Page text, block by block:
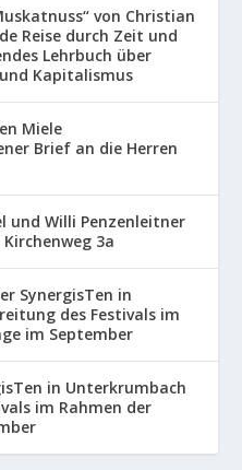
von Christian
Reise durch Zeit und
Lehrbuch über
Kapitalismus
Miele
Brief an die Herren
und Willi Penzenleitner
3a
SynergisTen in
des Festivals im
im September
in Unterkrumbach
im Rahmen der